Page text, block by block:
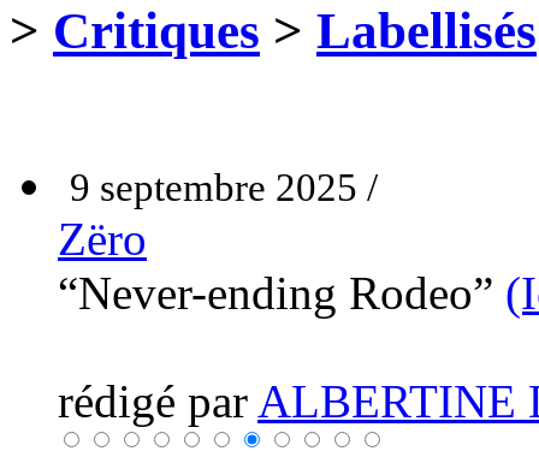
> Critiques > Labellisés
9 septembre 2025 /
Zëro
“Never-ending Rodeo”
rédigé par ALBERTINE